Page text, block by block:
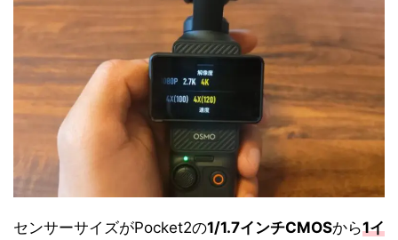
センサーサイズがPocket2の1/1.7インチCMOSから1イ